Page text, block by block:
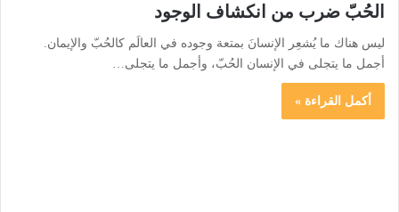
الحُبّ ضرب من انكشاف الوجود
ليس هناك ما يُشعِر الإنسانَ بمتعة وجوده في العالَم كالحُبّ والإيمان.
أجمل ما يتجلى في الإنسان الحُبّ، وأجمل ما يتجلى…
أكمل القراءة »